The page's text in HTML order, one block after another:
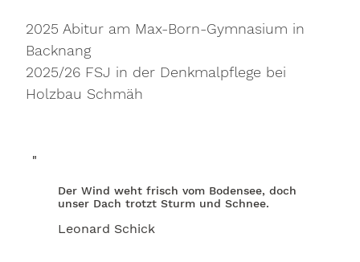
"
Der Wind weht frisch vom Bodensee, doch
unser Dach trotzt Sturm und Schnee.
Leonard Schick
2025 Abitur am Max-Born-Gymnasium in
Backnang
2025/26 FSJ in der Denkmalpflege bei
Holzbau Schmäh